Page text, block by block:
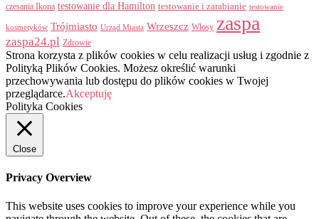
czesania Ikona testowanie dla Hamilton testowanie i zarabianie testowanie
kosmetyków Trójmiasto Urząd Miasta Wrzeszcz Włosy zaspa
zaspa24.pl Zdrowie
Strona korzysta z plików cookies w celu realizacji usług i zgodnie z
Polityką Plików Cookies. Możesz określić warunki
przechowywania lub dostępu do plików cookies w Twojej
przeglądarce.Akceptuję
Polityka Cookies
Close
Privacy Overview
This website uses cookies to improve your experience while you